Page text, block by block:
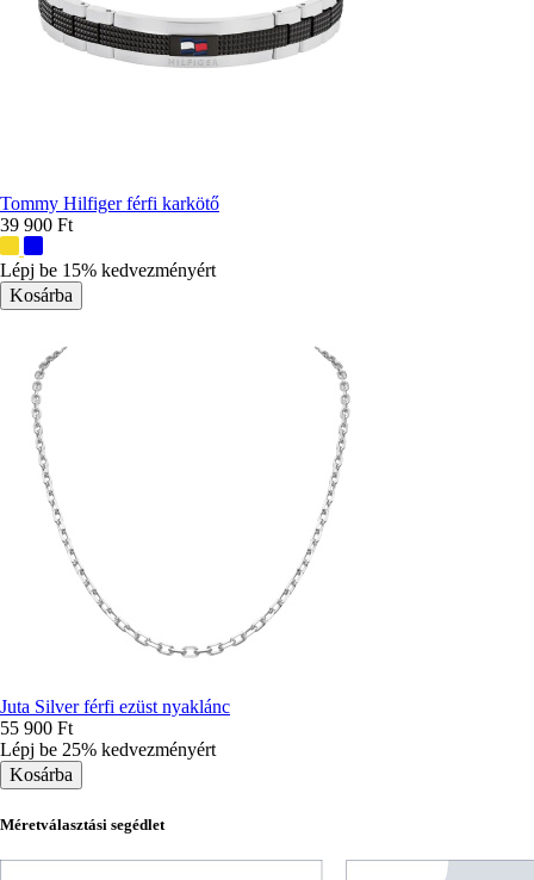
Tommy Hilfiger férfi karkötő
39 900 Ft
színek:
Lépj be 15% kedvezményért
Juta Silver férfi ezüst nyaklánc
55 900 Ft
Lépj be 25% kedvezményért
Méretválasztási segédlet